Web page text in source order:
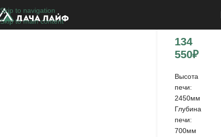
Skip to navigation
Skip to main content
134
550₽
Высота
печи:
2450мм
Глубина
печи:
700мм